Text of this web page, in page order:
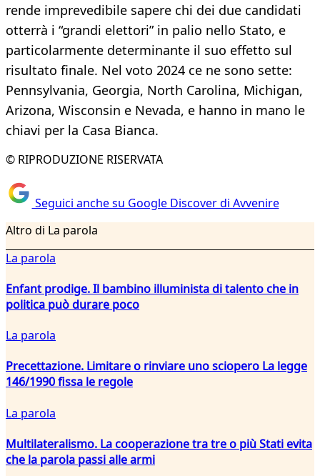
rende imprevedibile sapere chi dei due candidati
otterrà i “grandi elettori” in palio nello Stato, e
particolarmente determinante il suo effetto sul
risultato finale. Nel voto 2024 ce ne sono sette:
Pennsylvania, Georgia, North Carolina, Michigan,
Arizona, Wisconsin e Nevada, e hanno in mano le
chiavi per la Casa Bianca.
© RIPRODUZIONE RISERVATA
Seguici anche su Google Discover di Avvenire
Altro di La parola
La parola
Enfant prodige. Il bambino illuminista di talento che in
politica può durare poco
La parola
Precettazione. Limitare o rinviare uno sciopero La legge
146/1990 fissa le regole
La parola
Multilateralismo. La cooperazione tra tre o più Stati evita
che la parola passi alle armi